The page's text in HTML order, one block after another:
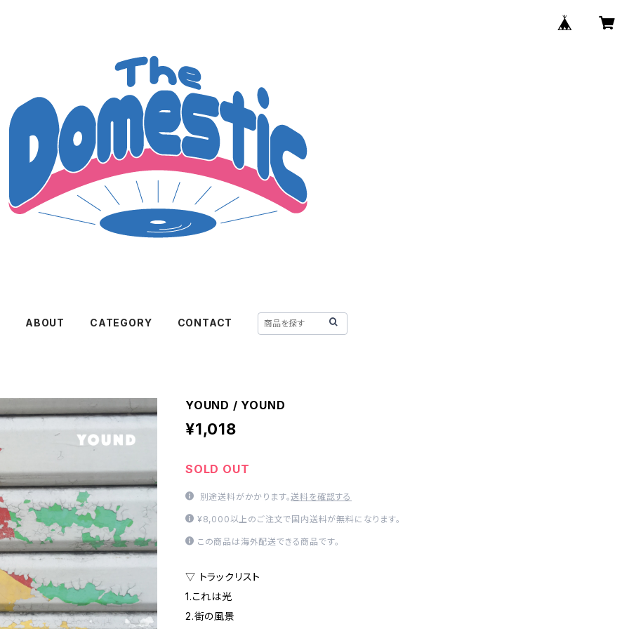
ABOUT CATEGORY CONTACT
YOUND / YOUND
¥1,018
SOLD OUT
別途送料がかかります。送料を確認する
¥8,000以上のご注文で国内送料が無料になります。
この商品は海外配送できる商品です。
▽ トラックリスト
1.これは光
2.街の風景